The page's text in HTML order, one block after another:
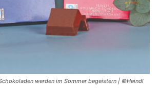
werden im Sommer begeistern | ©Heindl